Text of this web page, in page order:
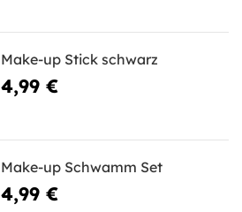
Make-up Stick schwarz
4,99 €
Make-up Schwamm Set
4,99 €